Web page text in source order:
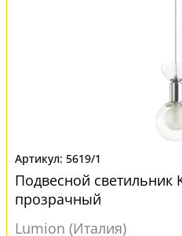
5619/1
Подвесной светильник
прозрачный
Lumion (Италия)